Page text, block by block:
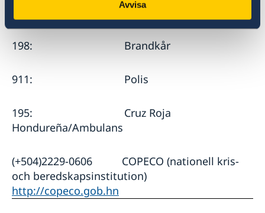
Avvisa
Viktiga telefonnummer i Honduras:
198: Brandkår
911: Polis
195: Cruz Roja
Hondureña/Ambulans
(+504)2229-0606 COPECO (nationell kris-
och beredskapsinstitution)
http://copeco.gob.hn